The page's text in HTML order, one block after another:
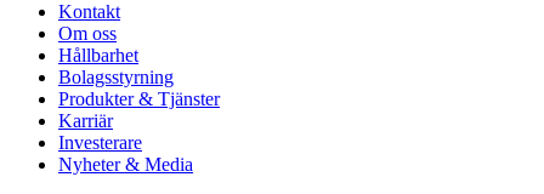
Kontakt
Om oss
Hållbarhet
Bolagsstyrning
Produkter & Tjänster
Karriär
Investerare
Nyheter & Media